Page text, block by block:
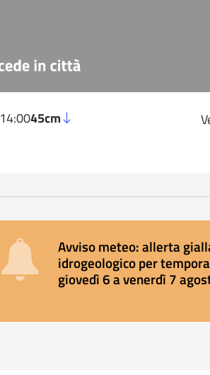
14:0045cm
Avviso meteo: allerta
idrogeologico per
giovedì 6 a venerdì 7